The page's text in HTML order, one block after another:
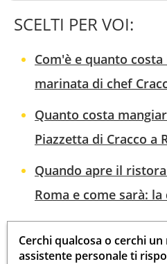
SCELTI PER VOI:
Com'è e quanto
marinata di chef
Quanto costa
Piazzetta di Cracco a
Quando apre il
Roma e come sarà: la
Cerchi qualcosa o cerchi
assistente personale ti